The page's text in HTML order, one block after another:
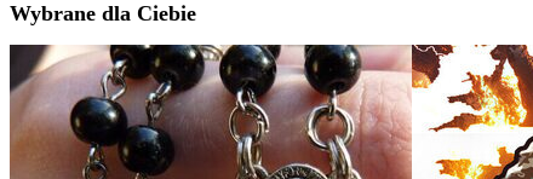
Wybrane dla Ciebie